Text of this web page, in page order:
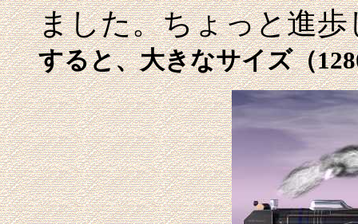
ました。ちょっと進歩
すると、大きなサイズ（